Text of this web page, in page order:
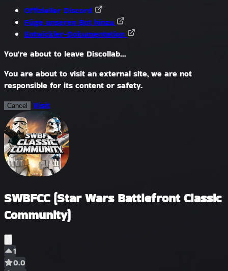
Offizieller Discord
Füge unseren Bot hinzu
Entwickler-Dokumentation
You're about to leave Discollab...
You are about to visit an external site, we are not
responsible for its content or safety.
Cancel Visit
SWBFCC (Star Wars Battlefront Classic
Community)
1
0.0